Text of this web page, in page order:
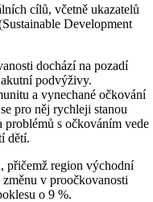
cílů, včetně ukazatelů
Development
dochází na pozadí
podvýživy.
a vynechané očkování
pro něj rychleji stanou
problémů s očkováním vede
dětí.
přičemž region východní
v proočkovanosti
o 9 %.